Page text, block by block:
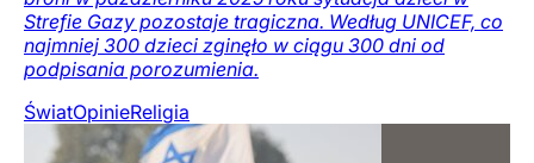
Strefie Gazy pozostaje tragiczna. Według UNICEF, co
najmniej 300 dzieci zginęło w ciągu 300 dni od
podpisania porozumienia.
ŚwiatOpinieReligia